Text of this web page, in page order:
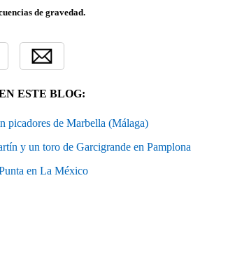
de gravedad.
ESTE BLOG:
picadores de Marbella (Málaga)
y un toro de Garcigrande en Pamplona
en La México